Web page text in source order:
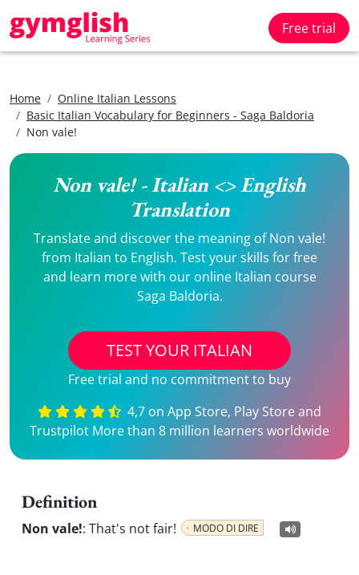
Free trial
Home
Online Italian Lessons
Basic Italian Vocabulary for Beginners - Saga Baldoria
Non vale!
Non vale! - Italian <> English
Translation
Translate and discover the meaning of Non vale!
from Italian to English. Test your skills for free
and learn more with our online Italian course
Saga Baldoria.
TEST YOUR ITALIAN
Free trial and no commitment to buy
4,7 on App Store, Play Store and
Trustpilot More than 8 million learners worldwide
Definition
Non vale!: That's not fair! MODO DI DIRE